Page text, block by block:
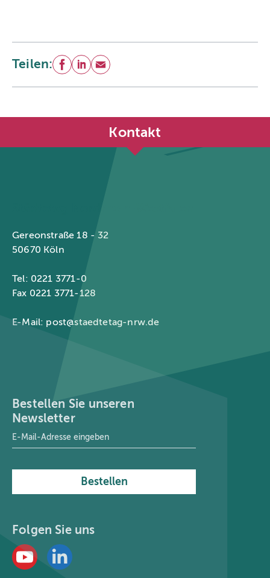
Teilen: Facebook
LinkedIn
E-Mail
Kontakt
Gereonstraße 18 - 32
50670 Köln
Tel: 0221 3771-0
Fax 0221 3771-128
E-Mail: post@staedtetag-nrw.de
Bestellen Sie unseren
Newsletter
E-Mail-Adresse
Bestellen
Folgen Sie uns